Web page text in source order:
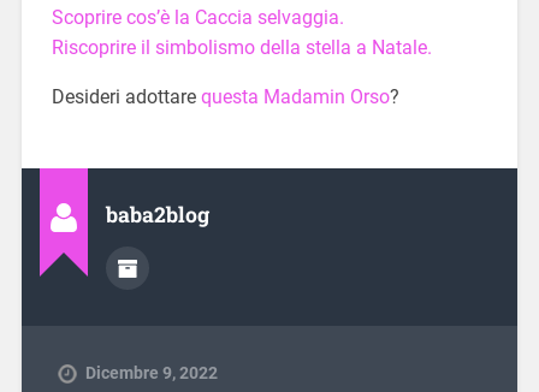
Scoprire cos’è la Caccia selvaggia.
Riscoprire il simbolismo della stella a Natale.
Desideri adottare questa Madamin Orso?
baba2blog
Dicembre 9, 2022